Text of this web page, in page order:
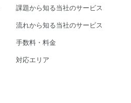
課題から知る当社のサービス
流れから知る当社のサービス
手数料・料金
対応エリア